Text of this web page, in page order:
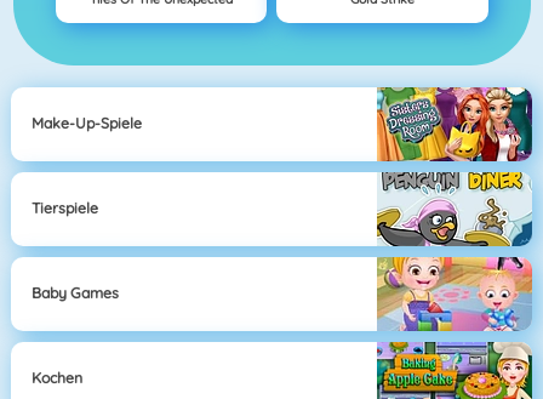
Make-Up-Spiele
Tierspiele
Baby Games
Kochen